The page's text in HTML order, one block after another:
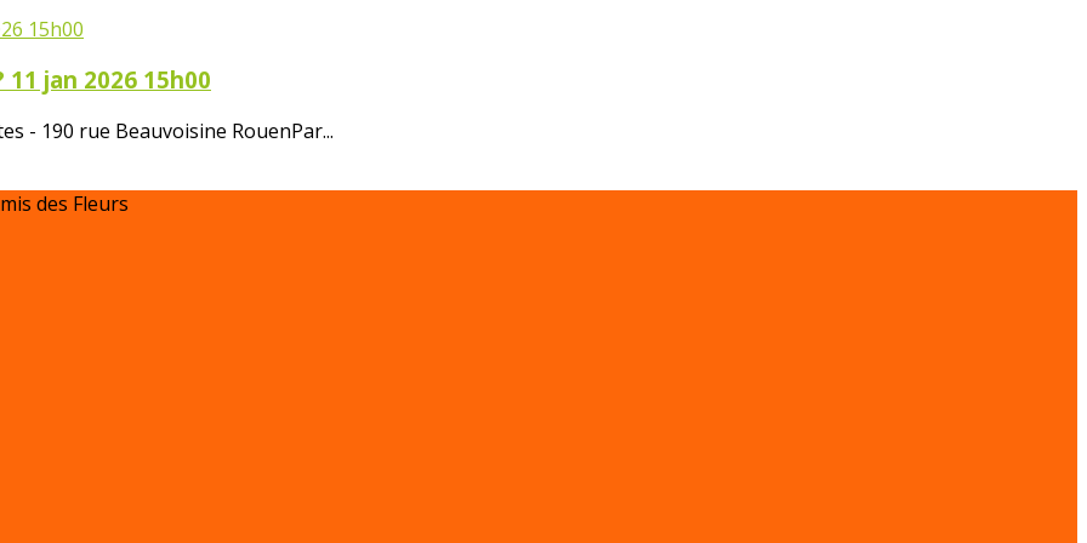
jan 2026 15h00
- 190 rue Beauvoisine RouenPar...
des Fleurs